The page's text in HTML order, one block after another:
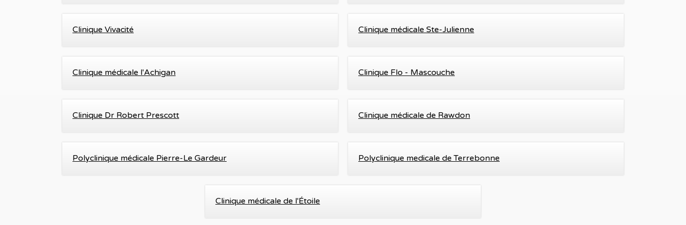
Clinique Vivacité Clinique médicale Ste-Julienne
Clinique médicale l'Achigan Clinique Flo - Mascouche
Clinique Dr Robert Prescott Clinique médicale de Rawdon
Polyclinique médicale Pierre-Le Gardeur Polyclinique medicale de Terrebonne
Clinique médicale de l'Étoile